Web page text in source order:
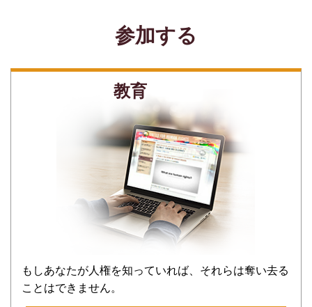
参加する
教育
もしあなたが人権を知っていれば、それらは奪い去る
ことはできません。